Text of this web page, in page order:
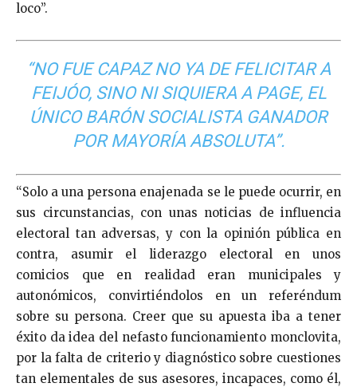
loco”.
“NO FUE CAPAZ NO YA DE FELICITAR A
FEIJÓO, SINO NI SIQUIERA A PAGE, EL
ÚNICO BARÓN SOCIALISTA GANADOR
POR MAYORÍA ABSOLUTA”.
“Solo a una persona enajenada se le puede ocurrir, en
sus circunstancias, con unas noticias de influencia
electoral tan adversas, y con la opinión pública en
contra, asumir el liderazgo electoral en unos
comicios que en realidad eran municipales y
autonómicos, convirtiéndolos en un referéndum
sobre su persona. Creer que su apuesta iba a tener
éxito da idea del nefasto funcionamiento monclovita,
por la falta de criterio y diagnóstico sobre cuestiones
tan elementales de sus asesores, incapaces, como él,